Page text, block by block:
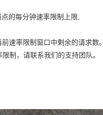
的每分钟速率限制上限;
前速率限制窗口中剩余的请求数。
制，请联系我们的支持团队。